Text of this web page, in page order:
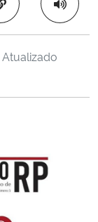
Atualizado